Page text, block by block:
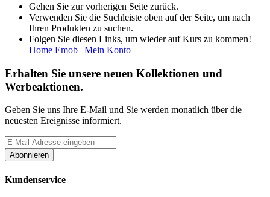
Gehen Sie zur vorherigen Seite zurück.
Verwenden Sie die Suchleiste oben auf der Seite, um nach
Ihren Produkten zu suchen.
Folgen Sie diesen Links, um wieder auf Kurs zu kommen!
Home Emob | Mein Konto
Erhalten Sie unsere neuen Kollektionen und
Werbeaktionen.
Geben Sie uns Ihre E-Mail und Sie werden monatlich über die
neuesten Ereignisse informiert.
Abonnieren
Kundenservice